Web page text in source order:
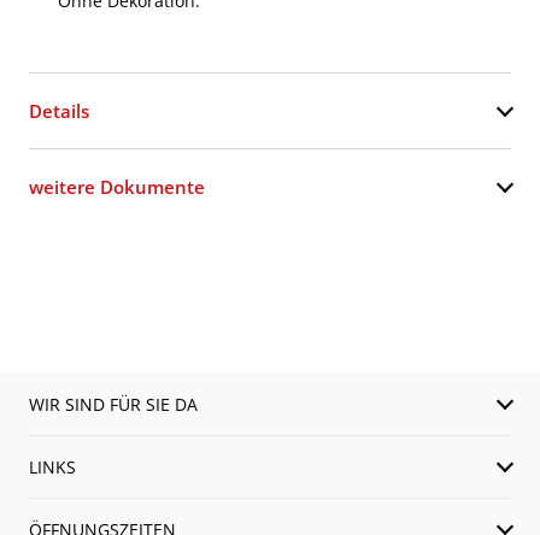
Details
weitere Dokumente
WIR SIND FÜR SIE DA
LINKS
ÖFFNUNGSZEITEN